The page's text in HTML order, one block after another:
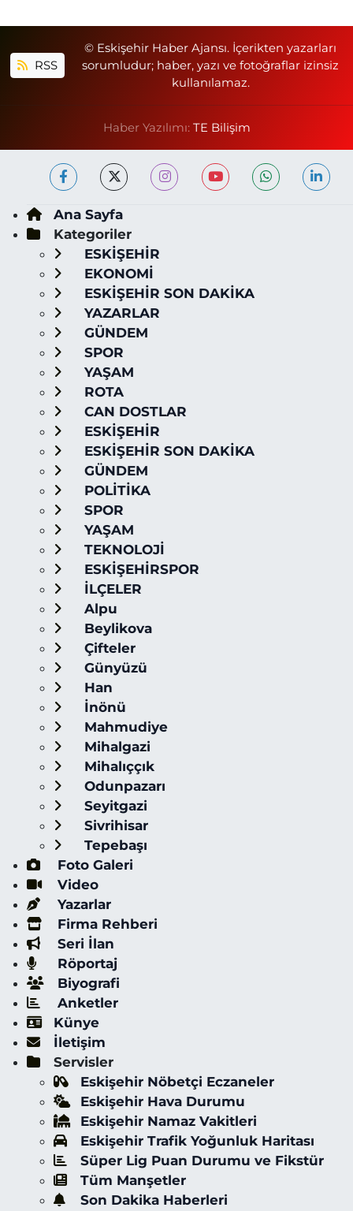
RSS
© Eskişehir Haber Ajansı. İçerikten yazarları
sorumludur; haber, yazı ve fotoğraflar izinsiz
kullanılamaz.
Haber Yazılımı: TE Bilişim
Ana Sayfa
Kategoriler
ESKİŞEHİR
EKONOMİ
ESKİŞEHİR SON DAKİKA
YAZARLAR
GÜNDEM
SPOR
YAŞAM
ROTA
CAN DOSTLAR
ESKİŞEHİR
ESKİŞEHİR SON DAKİKA
GÜNDEM
POLİTİKA
SPOR
YAŞAM
TEKNOLOJİ
ESKİŞEHİRSPOR
İLÇELER
Alpu
Beylikova
Çifteler
Günyüzü
Han
İnönü
Mahmudiye
Mihalgazi
Mihalıççık
Odunpazarı
Seyitgazi
Sivrihisar
Tepebaşı
Foto Galeri
Video
Yazarlar
Firma Rehberi
Seri İlan
Röportaj
Biyografi
Anketler
Künye
İletişim
Servisler
Eskişehir Nöbetçi Eczaneler
Eskişehir Hava Durumu
Eskişehir Namaz Vakitleri
Eskişehir Trafik Yoğunluk Haritası
Süper Lig Puan Durumu ve Fikstür
Tüm Manşetler
Son Dakika Haberleri